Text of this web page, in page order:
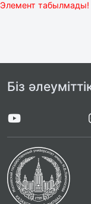
Элемент табылмады!
Біз